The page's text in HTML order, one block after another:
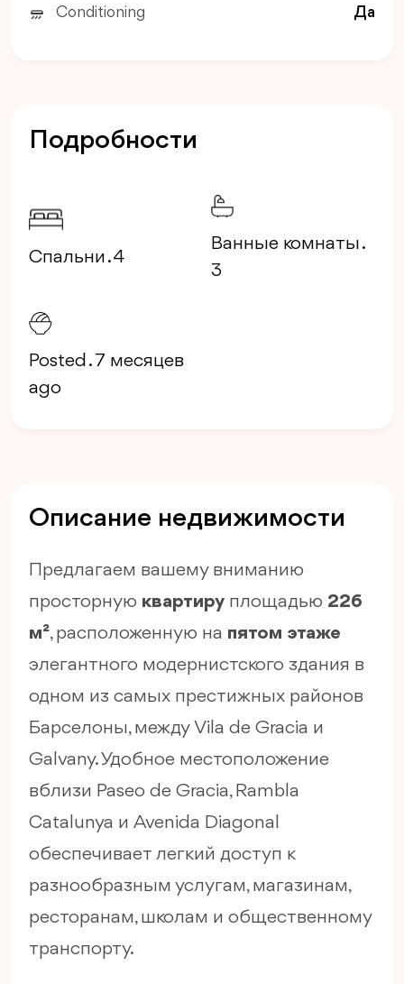
Conditioning Да
Подробности
Спальни . 4
Ванные комнаты .
3
Posted . 7 месяцев
ago
Описание недвижимости
Предлагаем вашему вниманию
просторную квартиру площадью 226
м², расположенную на пятом этаже
элегантного модернистского здания в
одном из самых престижных районов
Барселоны, между Vila de Gracia и
Galvany. Удобное местоположение
вблизи Paseo de Gracia, Rambla
Catalunya и Avenida Diagonal
обеспечивает легкий доступ к
разнообразным услугам, магазинам,
ресторанам, школам и общественному
транспорту.